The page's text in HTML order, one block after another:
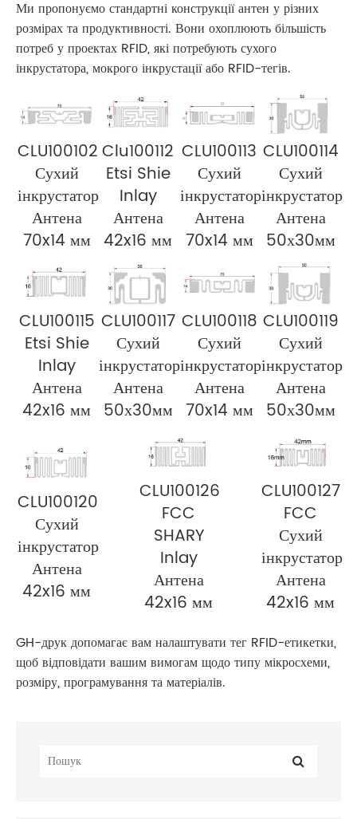
Ми пропонуємо стандартні конструкції антен у різних
розмірах та продуктивності. Вони охоплюють більшість
потреб у проектах RFID, які потребують сухого
інкрустатора, мокрого інкрустації або RFID-тегів.
CLU100102
Сухий
інкрустатор
Антена
70x14 мм
Clu100112
Etsi Shie
Inlay
Антена
42x16 мм
CLU100113
Сухий
інкрустатор
Антена
70x14 мм
CLU100114
Сухий
інкрустатор
Антена
50х30мм
CLU100115
Etsi Shie
Inlay
Антена
42x16 мм
CLU100117
Сухий
інкрустатор
Антена
50х30мм
CLU100118
Сухий
інкрустатор
Антена
70x14 мм
CLU100119
Сухий
інкрустатор
Антена
50х30мм
CLU100120
Сухий
інкрустатор
Антена
42x16 мм
CLU100126
FCC
SHARY
Inlay
Антена
42x16 мм
CLU100127
FCC
Сухий
інкрустатор
Антена
42x16 мм
GH-друк допомагає вам налаштувати тег RFID-етикетки,
щоб відповідати вашим вимогам щодо типу мікросхеми,
розміру, програмування та матеріалів.